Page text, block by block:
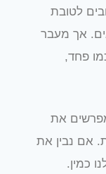
לטובת
אך מעבר
פחד,
מפרשים את
אם נבין את
כמין.